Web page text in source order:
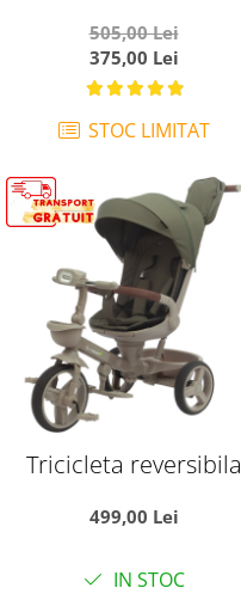
somn, SL02 - Mov
505,00 Lei
375,00 Lei
STOC LIMITAT
Tricicleta reversibila
pozitie de somn, roti
499,00 Lei
IN STOC